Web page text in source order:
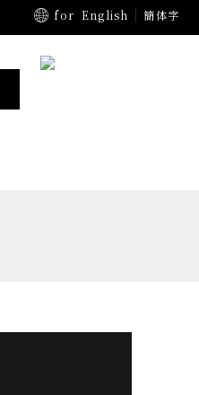
for English 簡体字